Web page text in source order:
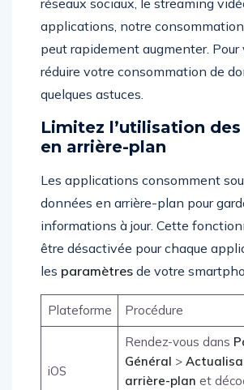
applications, notre
peut rapidement augmenter. Pour
réduire votre consommation de
quelques astuces.
Limitez l’utilisation
en arrière-plan
Les applications consomment
données en arrière-plan pour
informations à jour. Cette
être désactivée pour chaque
les paramètres de votre
Plateforme Procédure
iOS
Rendez-vous dans
Général >
arrière-plan et